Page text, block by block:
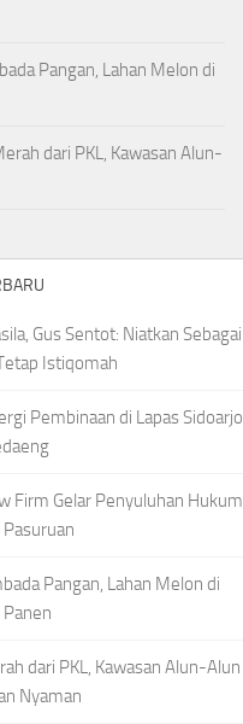
Pangan, Lahan Melon di
dari PKL, Kawasan Alun-
Gus Sentot: Niatkan Sebagai
Istiqomah
Pembinaan di Lapas Sidoarjo
Firm Gelar Penyuluhan Hukum
Pasuruan
Pangan, Lahan Melon di
dari PKL, Kawasan Alun-Alun
Nyaman